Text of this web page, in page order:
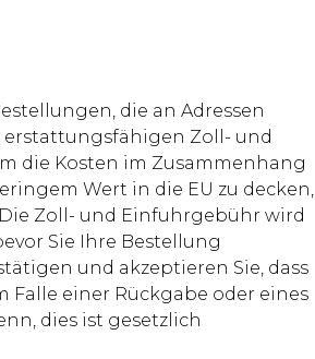
die an Adressen
Zoll- und
die Kosten im Zusammenhang
Wert in die EU zu decken,
Zoll- und Einfuhrgebühr wird
Sie Ihre Bestellung
und akzeptieren Sie, dass
einer Rückgabe oder eines
dies ist gesetzlich